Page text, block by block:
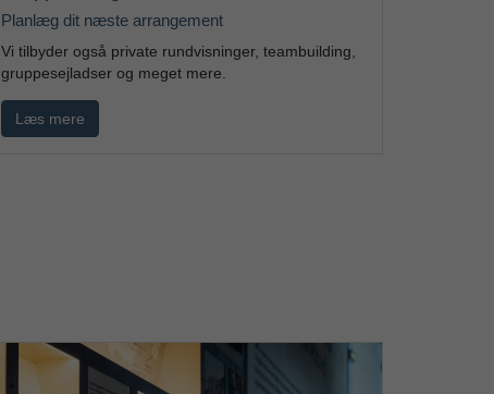
Planlæg dit næste arrangement
Vi tilbyder også private rundvisninger, teambuilding,
gruppesejladser og meget mere.
Læs mere